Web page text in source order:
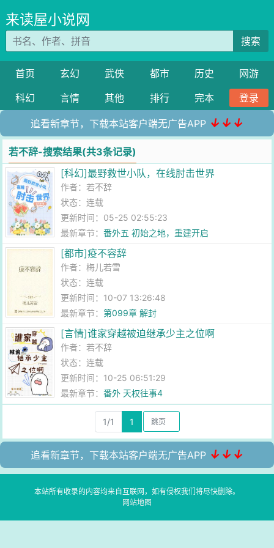
来读屋小说网
搜索
首页 玄幻 武侠 都市 历史
网游
科幻
言情 其他 排行 完本 登录
追看新章节，下载本站客户端无广告APP ↓↓↓
若不辞-搜索结果(共3条记录)
[科幻]最野救世小队，在线肘击世界
作者：若不辞
状态：连载
更新时间：05-25 02:55:23
最新章节：番外五 初始之地，重建开启
[都市]疫不容辞
作者：梅儿若雪
状态：连载
更新时间：10-07 13:26:48
最新章节：第099章 解封
[言情]谁家穿越被迫继承少主之位啊
作者：若不辞
状态：连载
更新时间：10-25 06:51:29
最新章节：番外 天权往事4
1/1 1
追看新章节，下载本站客户端无广告APP ↓↓↓
本站所有收录的内容均来自互联网，如有侵权我们将尽快删除。
网站地图